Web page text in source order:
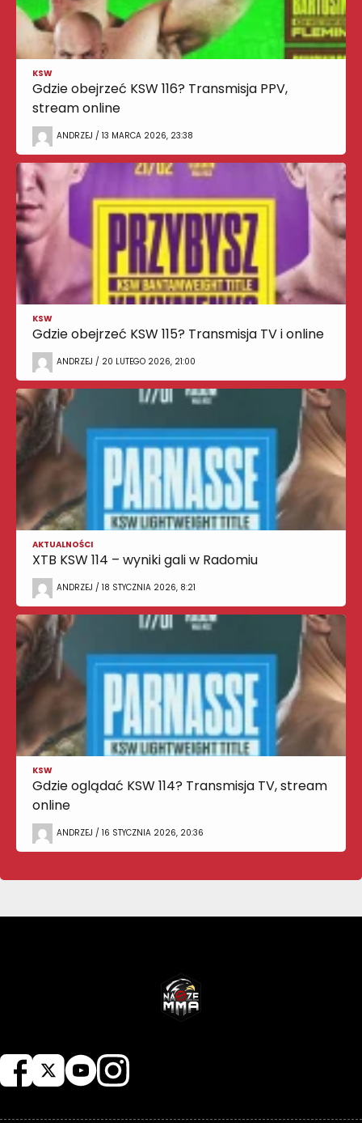
KSW
Gdzie obejrzeć KSW 116? Transmisja PPV,
stream online
ANDRZEJ / 13 MARCA 2026, 23:38
KSW
Gdzie obejrzeć KSW 115? Transmisja TV i online
ANDRZEJ / 20 LUTEGO 2026, 21:00
AKTUALNOŚCI
XTB KSW 114 – wyniki gali w Radomiu
ANDRZEJ / 18 STYCZNIA 2026, 8:21
KSW
Gdzie oglądać KSW 114? Transmisja TV, stream
online
ANDRZEJ / 16 STYCZNIA 2026, 20:36